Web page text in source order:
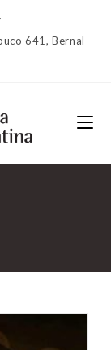
641, Bernal